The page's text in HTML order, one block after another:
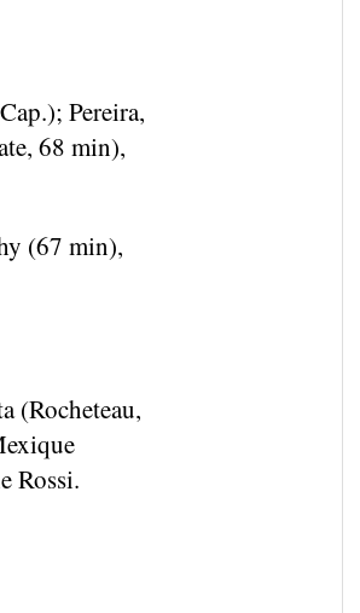
Pereira,
68 min),
(67 min),
(Rocheteau,
Rossi.